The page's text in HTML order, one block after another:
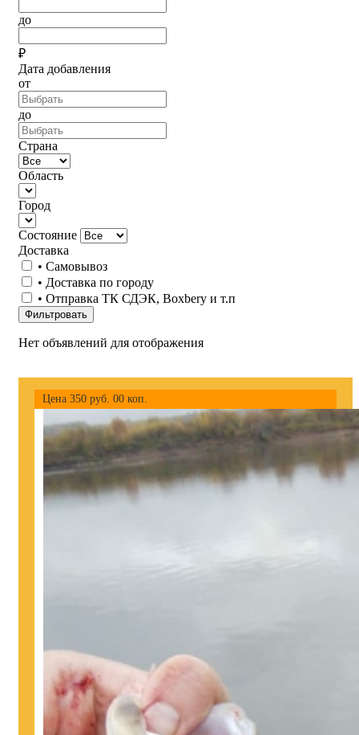
до
₽
Дата добавления
от
до
Страна
Область
Город
Состояние
Доставка
• Самовывоз
• Доставка по городу
• Отправка ТК СДЭК, Boxbery и т.п
Фильтровать
Нет объявлений для отображения
Цена 350 руб. 00 коп.